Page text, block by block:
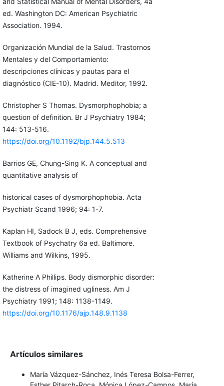
ed. Washington DC: American Psychiatric
Association. 1994.
Organización Mundial de la Salud. Trastornos
Mentales y del Comportamiento:
descripciones clínicas y pautas para el
diagnóstico (CIE-10). Madrid. Meditor, 1992.
Christopher S Thomas. Dysmorphophobia; a
question of definition. Br J Psychiatry 1984;
144: 513-516.
https://doi.org/10.1192/bjp.144.5.513
Barrios GE, Chung-Sing K. A conceptual and
quantitative analysis of
historical cases of dysmorphophobia. Acta
Psychiatr Scand 1996; 94: 1-7.
Kaplan HI, Sadock B J, eds. Comprehensive
Textbook of Psychatry 6a ed. Baltimore.
Williams and Wilkins, 1995.
Katherine A Phillips. Body dismorphic disorder:
the distress of imagined ugliness. Am J
Psychiatry 1991; 148: 1138-1149.
https://doi.org/10.1176/ajp.148.9.1138
Artículos similares
María Vázquez-Sánchez, Inés Teresa Bolsa-Ferrer,